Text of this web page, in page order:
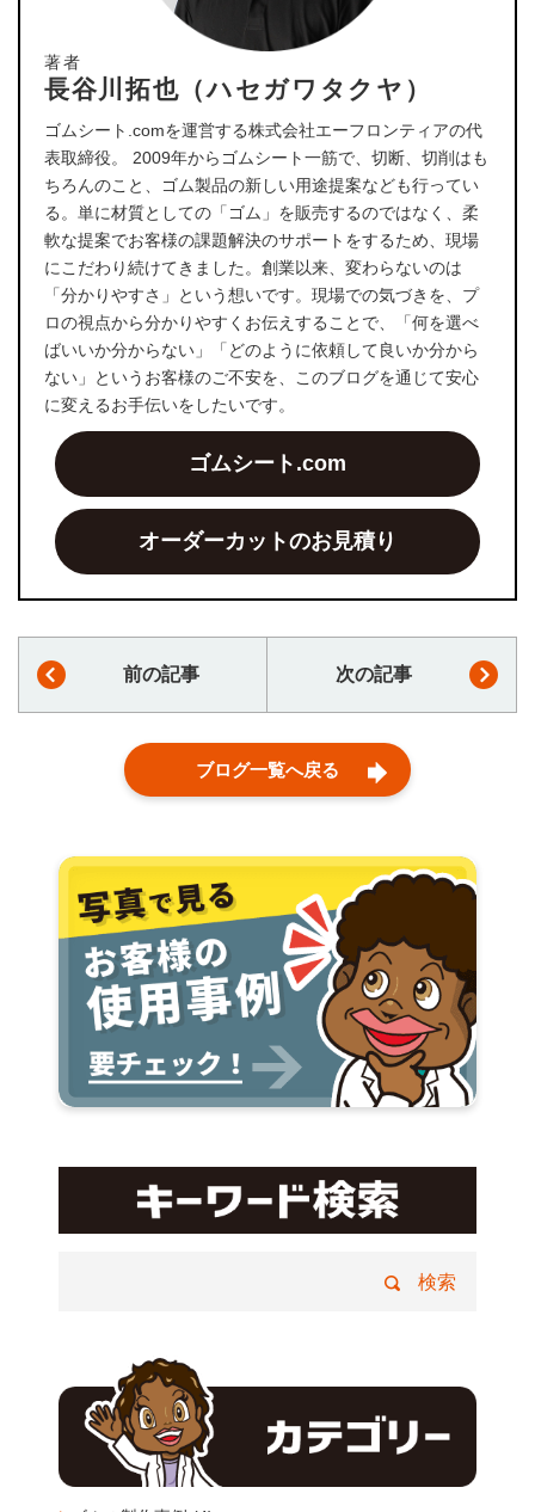
著者
長谷川拓也（ハセガワタクヤ）
ゴムシート.comを運営する株式会社エーフロンティアの代
表取締役。 2009年からゴムシート一筋で、切断、切削はも
ちろんのこと、ゴム製品の新しい用途提案なども行ってい
る。単に材質としての「ゴム」を販売するのではなく、柔
軟な提案でお客様の課題解決のサポートをするため、現場
にこだわり続けてきました。創業以来、変わらないのは
「分かりやすさ」という想いです。現場での気づきを、プ
ロの視点から分かりやすくお伝えすることで、「何を選べ
ばいいか分からない」「どのように依頼して良いか分から
ない」というお客様のご不安を、このブログを通じて安心
に変えるお手伝いをしたいです。
ゴムシート.com
オーダーカットのお見積り
前の記事 次の記事
ブログ一覧へ戻る